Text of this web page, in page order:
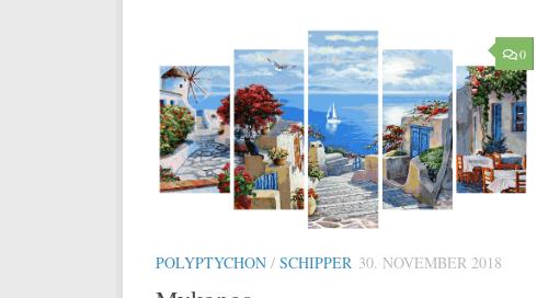
0
POLYPTYCHON / SCHIPPER 30. NOVEMBER 2018